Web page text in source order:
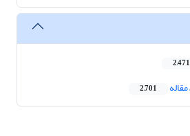
2,471
2,701